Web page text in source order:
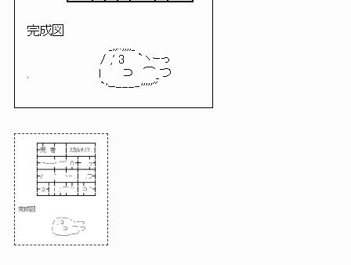
┗━┻┻┻┻━┻┻━┛
完成図
/ ,' 3 `ヽｰっ
. l ⊃ ⌒_つ
`'ｰ---‐'''''"